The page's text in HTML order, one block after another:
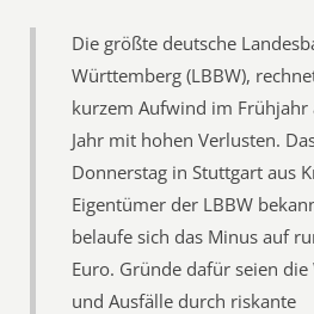
Die größte deutsche
Württemberg (LBBW),
kurzem Aufwind im Frühjahr
Jahr mit hohen Verlusten.
Donnerstag in Stuttgart aus
Eigentümer der LBBW
belaufe sich das Minus auf
Euro. Gründe dafür seien
und Ausfälle durch riskante